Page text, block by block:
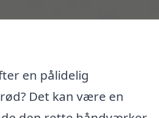
en pålidelig
Det kan være en